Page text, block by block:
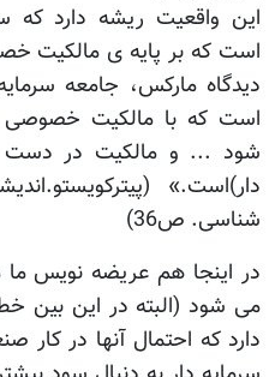
این واقعیت ریشه دارد که
است که بر پایه ی مالکیت
دیدگاه مارکس، جامعه
است که با مالکیت
شود ... و مالکیت در دست
دار)است.»
شناسی. ص36)
در اینجا هم عریضه نویس
می شود (البته در این بین
دارد که احتمال آنها در کار